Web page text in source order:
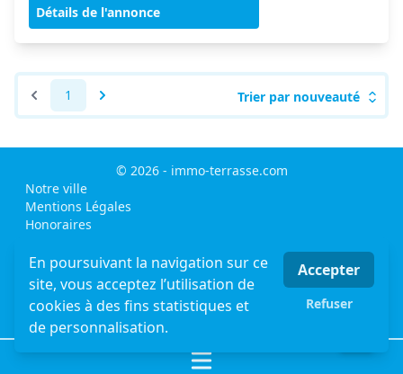
Détails de l'annonce
1 Trier par nouveauté
© 2026 - immo-terrasse.com
Notre ville
Mentions Légales
Honoraires
immobilier
sitemap
Appartement nice
Maisons- Villas Nice
En poursuivant la navigation sur ce
site, vous acceptez l’utilisation de
cookies à des fins statistiques et
de personnalisation.
Accepter
Refuser